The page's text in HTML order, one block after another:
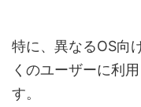
特に、異なるOS向
くのユーザーに利
す。